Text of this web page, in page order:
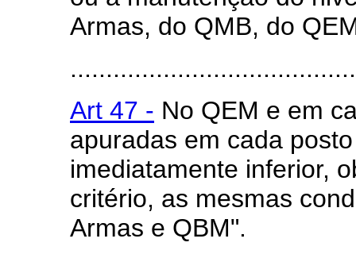
Armas, do QMB, do
Art 47 - No QEM e em
apuradas em cada
imediatamente inferior,
critério, as mesmas
Armas e QBM".